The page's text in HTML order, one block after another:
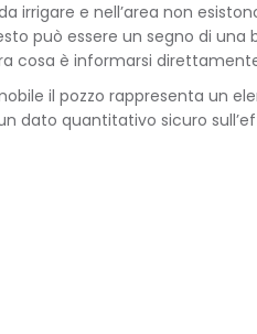
irrigare e nell’area non
può essere un segno di una
cosa è informarsi
il pozzo rappresenta un
dato quantitativo sicuro